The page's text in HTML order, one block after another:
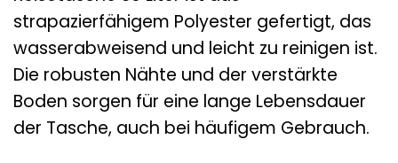
strapazierfähigem Polyester gefertigt, das
wasserabweisend und leicht zu reinigen ist.
Die robusten Nähte und der verstärkte
Boden sorgen für eine lange Lebensdauer
der Tasche, auch bei häufigem Gebrauch.